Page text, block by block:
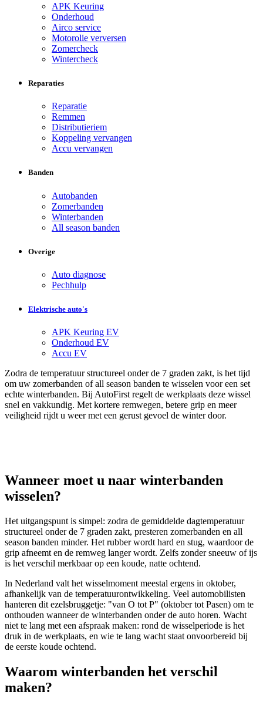
APK Keuring
Onderhoud
Airco service
Motorolie verversen
Zomercheck
Wintercheck
Reparaties
Reparatie
Remmen
Distributieriem
Koppeling vervangen
Accu vervangen
Banden
Autobanden
Zomerbanden
Winterbanden
All season banden
Overige
Auto diagnose
Pechhulp
Elektrische auto's
APK Keuring EV
Onderhoud EV
Accu EV
Zodra de temperatuur structureel onder de 7 graden zakt, is het tijd
om uw zomerbanden of all season banden te wisselen voor een set
echte winterbanden. Bij AutoFirst regelt de werkplaats deze wissel
snel en vakkundig. Met kortere remwegen, betere grip en meer
veiligheid rijdt u weer met een gerust gevoel de winter door.
Wanneer moet u naar winterbanden
wisselen?
Het uitgangspunt is simpel: zodra de gemiddelde dagtemperatuur
structureel onder de 7 graden zakt, presteren zomerbanden en all
season banden minder. Het rubber wordt hard en stug, waardoor de
grip afneemt en de remweg langer wordt. Zelfs zonder sneeuw of ijs
is het verschil merkbaar op een koude, natte ochtend.
In Nederland valt het wisselmoment meestal ergens in oktober,
afhankelijk van de temperatuurontwikkeling. Veel automobilisten
hanteren dit ezelsbruggetje: "van O tot P" (oktober tot Pasen) om te
onthouden wanneer de winterbanden onder de auto horen. Wacht
niet te lang met een afspraak maken: rond de wisselperiode is het
druk in de werkplaats, en wie te lang wacht staat onvoorbereid bij
de eerste koude ochtend.
Waarom winterbanden het verschil
maken?